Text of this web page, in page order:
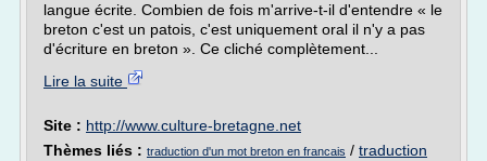
langue écrite. Combien de fois m'arrive-t-il d'entendre « le
breton c'est un patois, c'est uniquement oral il n'y a pas
d'écriture en breton ». Ce cliché complètement...
Lire la suite
Site : http://www.culture-bretagne.net
Thèmes liés : traduction d'un mot breton en francais / traduction